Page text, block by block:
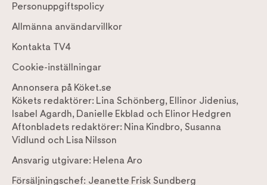
Personuppgiftspolicy
Allmänna användarvillkor
Kontakta TV4
Cookie-inställningar
Annonsera på Köket.se
Kökets redaktörer: Lina Schönberg, Ellinor Jidenius,
Isabel Agardh, Danielle Ekblad och Elinor Hedgren
Aftonbladets redaktörer: Nina Kindbro, Susanna
Vidlund och Lisa Nilsson
Ansvarig utgivare: Helena Aro
Försäljningschef: Jeanette Frisk Sundberg